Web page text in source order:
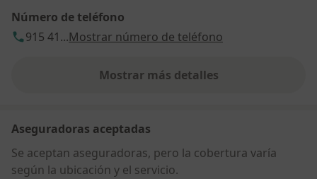
Número de teléfono
915 41...Mostrar número de teléfono
Mostrar más detalles
sobre la dirección
Aseguradoras aceptadas
Se aceptan aseguradoras, pero la cobertura varía
según la ubicación y el servicio.